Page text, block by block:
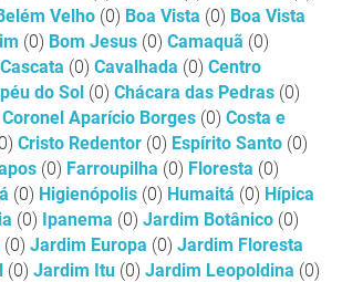
Velho (0) Boa Vista (0) Boa Vista
(0) Bom Jesus (0) Camaquã (0)
Cascata (0) Cavalhada (0) Centro
do Sol (0) Chácara das Pedras (0)
Coronel Aparício Borges (0) Costa e
Cristo Redentor (0) Espírito Santo (0)
(0) Farroupilha (0) Floresta (0)
(0) Higienópolis (0) Humaitá (0) Hípica
(0) Ipanema (0) Jardim Botânico (0)
(0) Jardim Europa (0) Jardim Floresta
(0) Jardim Itu (0) Jardim Leopoldina (0)